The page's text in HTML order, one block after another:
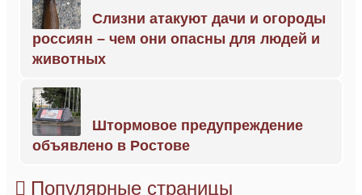
Слизни атакуют дачи и огороды
россиян – чем они опасны для людей и
животных
Штормовое предупреждение
объявлено в Ростове
Популярные страницы